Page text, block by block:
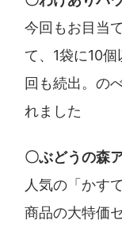
今回もお目当
て、1袋に10
回も続出。の
れました
〇ぶどうの森
人気の「かす
商品の大特価